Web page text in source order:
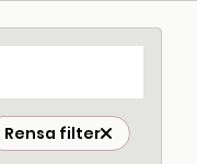
Rensa filter